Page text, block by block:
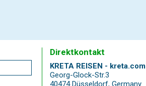
Direktkontakt
KRETA REISEN - kreta.com
Georg-Glock-Str.3
40474 Düsseldorf, Germany